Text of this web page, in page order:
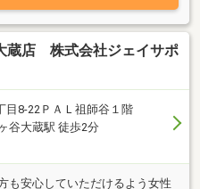
蔵店 株式会社ジェイサポ
目8-22ＰＡＬ祖師谷１階
谷大蔵駅 徒歩2分
も安心していただけるよう女性